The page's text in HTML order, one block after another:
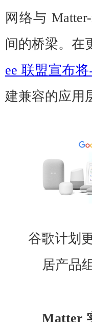
网络与
间的桥梁。在
ee 联盟宣布将
建兼容的应用
谷歌计划
居产品
Matter